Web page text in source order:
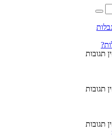
תגובות
תגובות
תגובות